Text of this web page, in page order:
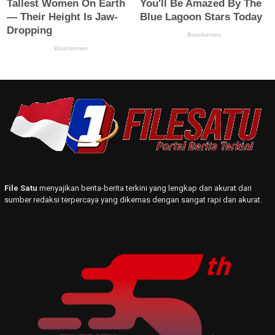
File Satu menyajikan berita-berita terkini yang lengkap dan akurat dari
sumber redaksi terpercaya yang dikemas dengan sangat rapi dan akurat.